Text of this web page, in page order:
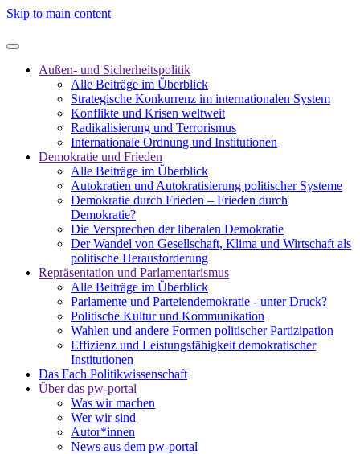
Skip to main content
Außen- und Sicherheitspolitik
Alle Beiträge im Überblick
Strategische Konkurrenz im internationalen System
Konflikte und Krisen weltweit
Radikalisierung und Terrorismus
Internationale Ordnung und Institutionen
Demokratie und Frieden
Alle Beiträge im Überblick
Autokratien und Autokratisierung politischer Systeme
Demokratie durch Frieden – Frieden durch
Demokratie?
Die Versprechen der liberalen Demokratie
Der Wandel von Gesellschaft, Klima und Wirtschaft als
politische Herausforderung
Repräsentation und Parlamentarismus
Alle Beiträge im Überblick
Parlamente und Parteiendemokratie - unter Druck?
Politische Kultur und Kommunikation
Wahlen und andere Formen politischer Partizipation
Effizienz und Leistungsfähigkeit demokratischer
Institutionen
Das Fach Politikwissenschaft
Über das pw-portal
Was wir machen
Wer wir sind
Autor*innen
News aus dem pw-portal